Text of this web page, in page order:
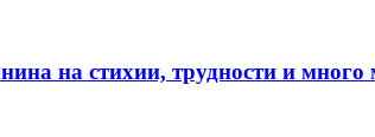
на стихии, трудности и много